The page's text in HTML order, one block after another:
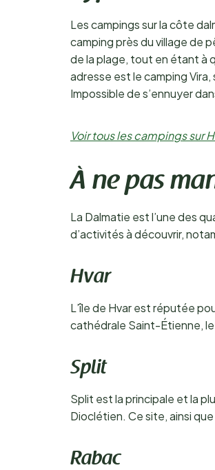
Les campings sur la côte
camping près du village de
de la plage, tout en étant à
adresse est le camping Vira,
Impossible de s’ennuyer
Voir tous les campings sur
À ne pas
La Dalmatie est l’une des
d’activités à découvrir,
Hvar
L’île de Hvar est réputée
cathédrale Saint-Étienne,
Split
Split est la principale et la
Dioclétien. Ce site, ainsi
Rabac